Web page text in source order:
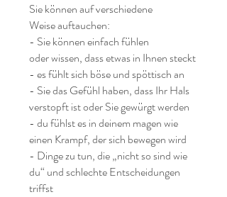
Sie können auf verschiedene
Weise auftauchen:
- Sie können einfach fühlen
oder wissen, dass etwas in Ihnen steckt
- es fühlt sich böse und spöttisch an
- Sie das Gefühl haben, dass Ihr Hals
verstopft ist oder Sie gewürgt werden
- du fühlst es in deinem magen wie
einen Krampf, der sich bewegen wird
- Dinge zu tun, die „nicht so sind wie
du“ und schlechte Entscheidungen
triffst